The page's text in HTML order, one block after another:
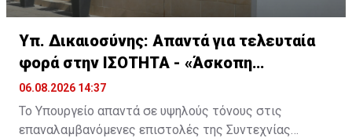
Υπ. Δικαιοσύνης: Απαντά για τελευταία
φορά στην ΙΣΟΤΗΤΑ - «Άσκοπη
απασχόληση»
06.08.2026 14:37
Το Υπουργείο απαντά σε υψηλούς τόνους στις
επαναλαμβανόμενες επιστολές της Συντεχνίας